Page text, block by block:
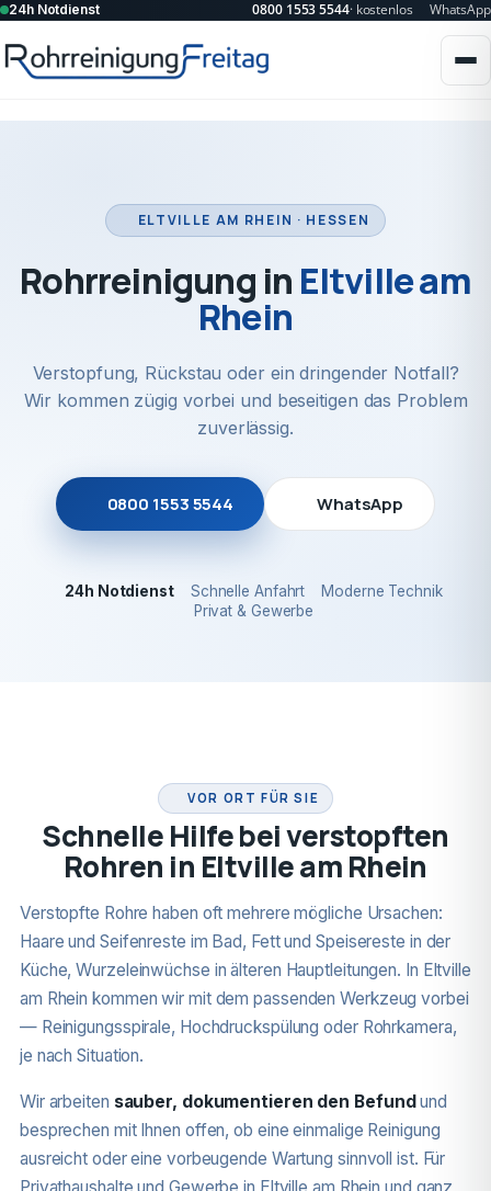
24h Notdienst 0800 1553 5544· kostenlos WhatsApp
ELTVILLE AM RHEIN · HESSEN
Rohrreinigung in Eltville am
Rhein
Verstopfung, Rückstau oder ein dringender Notfall?
Wir kommen zügig vorbei und beseitigen das Problem
zuverlässig.
0800 1553 5544 WhatsApp
24h Notdienst Schnelle Anfahrt
Moderne Technik
Privat & Gewerbe
VOR ORT FÜR SIE
Schnelle Hilfe bei verstopften
Rohren in Eltville am Rhein
Verstopfte Rohre haben oft mehrere mögliche Ursachen:
Haare und Seifenreste im Bad, Fett und Speisereste in der
Küche, Wurzeleinwüchse in älteren Hauptleitungen. In Eltville
am Rhein kommen wir mit dem passenden Werkzeug vorbei
— Reinigungsspirale, Hochdruckspülung oder Rohrkamera,
je nach Situation.
Wir arbeiten sauber, dokumentieren den Befundund
besprechen mit Ihnen offen, ob eine einmalige Reinigung
ausreicht oder eine vorbeugende Wartung sinnvoll ist. Für